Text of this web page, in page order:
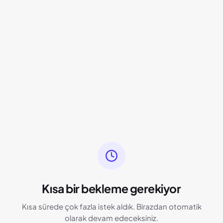
Kısa bir bekleme gerekiyor
Kısa sürede çok fazla istek aldık. Birazdan otomatik
olarak devam edeceksiniz.